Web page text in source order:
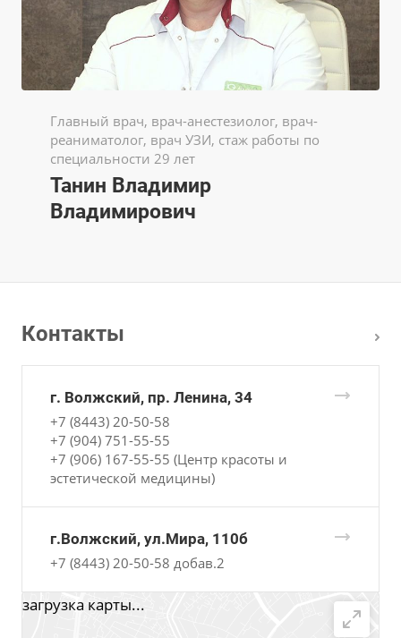
Главный врач, врач-анестезиолог, врач-
реаниматолог, врач УЗИ, стаж работы по
специальности 29 лет
Танин Владимир
Владимирович
Контакты
г. Волжский, пр. Ленина, 34
+7 (8443) 20-50-58
+7 (904) 751-55-55
+7 (906) 167-55-55 (Центр красоты и
эстетической медицины)
г.Волжский, ул.Мира, 110б
+7 (8443) 20-50-58 добав.2
загрузка карты...